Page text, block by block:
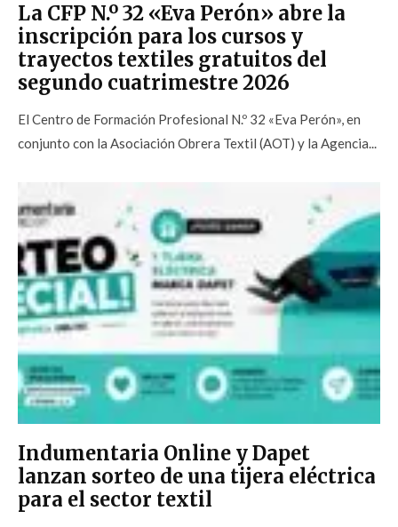
La CFP N.º 32 «Eva Perón» abre la
inscripción para los cursos y
trayectos textiles gratuitos del
segundo cuatrimestre 2026
El Centro de Formación Profesional N.º 32 «Eva Perón», en
conjunto con la Asociación Obrera Textil (AOT) y la Agencia...
Indumentaria Online y Dapet
lanzan sorteo de una tijera eléctrica
para el sector textil